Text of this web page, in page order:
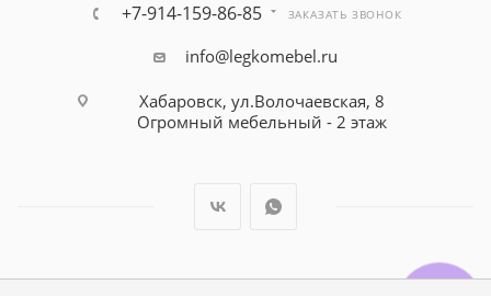
+7-914-159-86-85 ЗАКАЗАТЬ ЗВОНОК
info@legkomebel.ru
Хабаровск, ул.Волочаевская, 8
Огромный мебельный - 2 этаж